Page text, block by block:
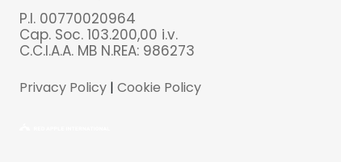
P.I. 00770020964
Cap. Soc. 103.200,00 i.v.
C.C.I.A.A. MB N.REA: 986273
Privacy Policy | Cookie Policy